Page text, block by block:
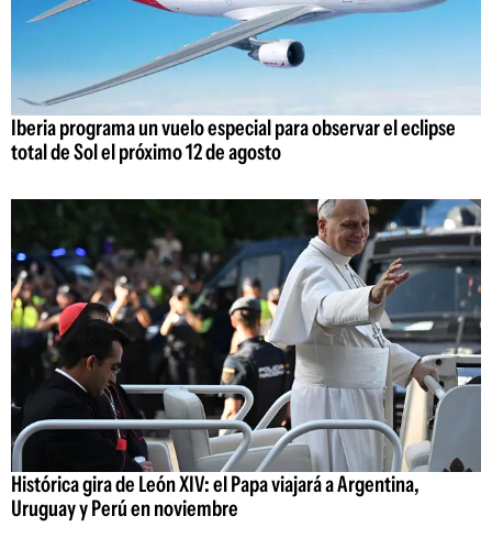
Iberia programa un vuelo especial para observar el eclipse
total de Sol el próximo 12 de agosto
Histórica gira de León XIV: el Papa viajará a Argentina,
Uruguay y Perú en noviembre